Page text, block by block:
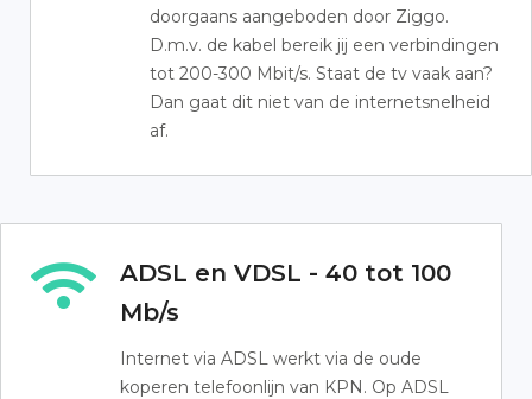
doorgaans aangeboden door Ziggo.
D.m.v. de kabel bereik jij een verbindingen
tot 200-300 Mbit/s. Staat de tv vaak aan?
Dan gaat dit niet van de internetsnelheid
af.
ADSL en VDSL - 40 tot 100
Mb/s
Internet via ADSL werkt via de oude
koperen telefoonlijn van KPN. Op ADSL